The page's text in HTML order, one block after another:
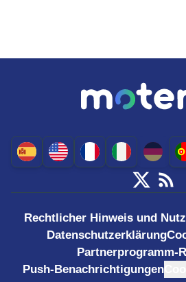
Rechtlicher Hinweis und
Datenschutzerklärung
Partnerprogramm-
Push-Benachrichtigungen